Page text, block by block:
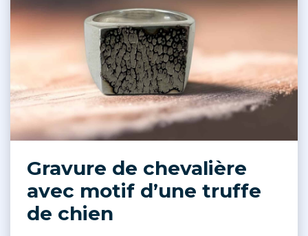
Gravure de chevalière
avec motif d’une truffe
de chien